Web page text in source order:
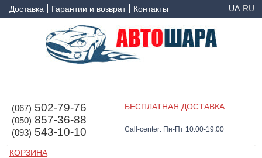
Доставка Гарантии и возврат Контакты UA RU
(067) 502-79-76
(050) 857-36-88
(093) 543-10-10
БЕСПЛАТНАЯ ДОСТАВКА
Call-center: Пн-Пт 10.00-19.00
КОРЗИНА